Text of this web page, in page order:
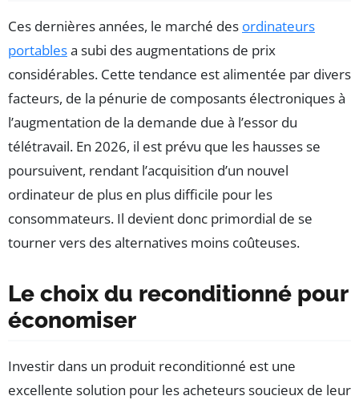
Ces dernières années, le marché des ordinateurs
portablesa subi des augmentations de prix
considérables. Cette tendance est alimentée par divers
facteurs, de la pénurie de composants électroniques à
l’augmentation de la demande due à l’essor du
télétravail. En 2026, il est prévu que les hausses se
poursuivent, rendant l’acquisition d’un nouvel
ordinateur de plus en plus difficile pour les
consommateurs. Il devient donc primordial de se
tourner vers des alternatives moins coûteuses.
Le choix du reconditionné pour
économiser
Investir dans un produit reconditionné est une
excellente solution pour les acheteurs soucieux de leur